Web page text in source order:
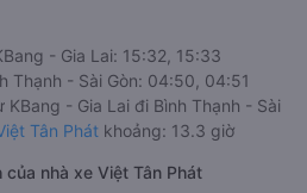
- Gia Lai: 15:32, 15:33
Thạnh - Sài Gòn: 04:50, 04:51
KBang - Gia Lai đi Bình Thạnh - Sài
Tân Phát khoảng: 13.3 giờ
nhà xe Việt Tân Phát